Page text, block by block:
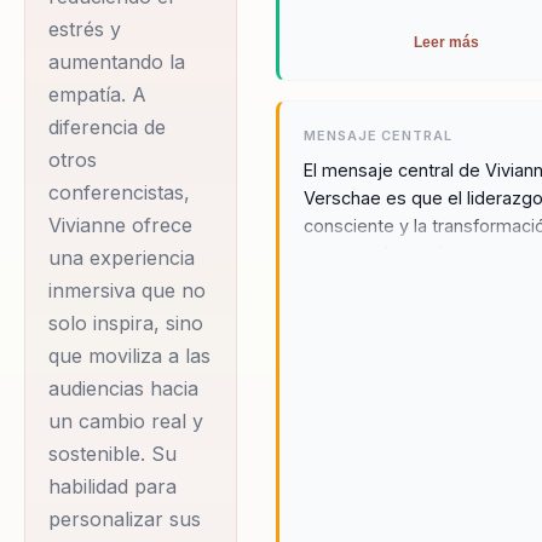
salud emocional,
programación
neurolingüística y
neurociencia aplicada.
certificada como
Health Trainer por
Joseph McClendon, lo
que le permite ofrecer
metodologías de alto
nivel para el
entrenamiento mental
y emocional.
A lo largo de su
carrera, Vivianne ha
estrés y
aumentando la
empatía. A
diferencia de
otros
conferencistas,
Vivianne ofrece
una experiencia
inmersiva que no
solo inspira, sino
que moviliza a las
audiencias hacia
un cambio real y
sostenible. Su
habilidad para
personalizar sus
Leer más
MENSAJE CENTRAL
El mensaje central de
Verschae es que el
consciente y la